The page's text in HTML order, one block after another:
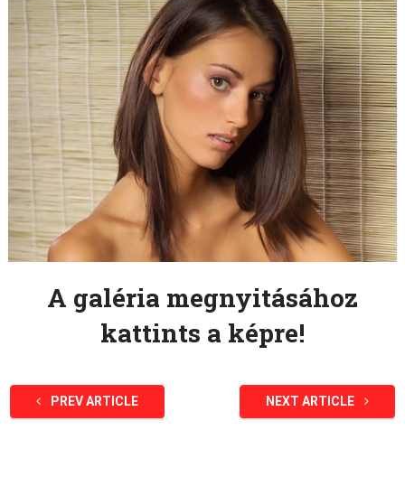
A galéria megnyitásához
kattints a képre!
PREV ARTICLE NEXT ARTICLE